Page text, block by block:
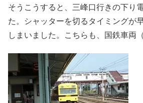
そうこうすると、三峰口行きの下り
た。シャッターを切るタイミングが
しまいました。こちらも、国鉄車両